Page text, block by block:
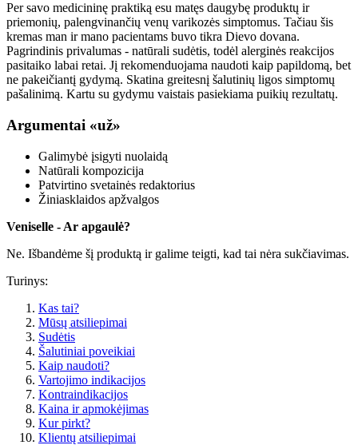
Per savo medicininę praktiką esu matęs daugybę produktų ir
priemonių, palengvinančių venų varikozės simptomus. Tačiau šis
kremas man ir mano pacientams buvo tikra Dievo dovana.
Pagrindinis privalumas - natūrali sudėtis, todėl alerginės reakcijos
pasitaiko labai retai. Jį rekomenduojama naudoti kaip papildomą, bet
ne pakeičiantį gydymą. Skatina greitesnį šalutinių ligos simptomų
pašalinimą. Kartu su gydymu vaistais pasiekiama puikių rezultatų.
Argumentai «už»
Galimybė įsigyti nuolaidą
Natūrali kompozicija
Patvirtino svetainės redaktorius
Žiniasklaidos apžvalgos
Veniselle - Ar apgaulė?
Ne. Išbandėme šį produktą ir galime teigti, kad tai nėra sukčiavimas.
Turinys:
Kas tai?
Mūsų atsiliepimai
Sudėtis
Šalutiniai poveikiai
Kaip naudoti?
Vartojimo indikacijos
Kontraindikacijos
Kaina ir apmokėjimas
Kur pirkt?
Klientų atsiliepimai